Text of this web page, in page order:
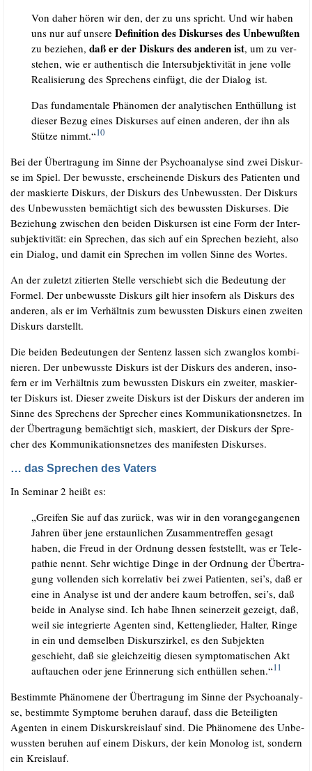
Von daher hören wir den, der zu uns spricht. Und wir haben
uns nur auf unse­re Defi­ni­ti­on des Dis­kur­ses des Unbe­wuß­ten
zu bezie­hen, daß er der Dis­kurs des ande­ren ist, um zu ver­
ste­hen, wie er authen­tisch die Inter­sub­jek­ti­vi­tät in jene vol­le
Rea­li­sie­rung des Spre­chens ein­fügt, die der Dia­log ist.
Das fun­da­men­ta­le Phä­no­men der ana­ly­ti­schen Ent­hül­lung ist
die­ser Bezug eines Dis­kur­ses auf einen ande­ren, der ihn als
Stüt­ze nimmt.“10
Bei der Über­tra­gung im Sin­ne der Psy­cho­ana­ly­se sind zwei Dis­kur­
se im Spiel. Der bewuss­te, erschei­nen­de Dis­kurs des Pati­en­ten und
der mas­kier­te Dis­kurs, der Dis­kurs des Unbe­wuss­ten. Der Dis­kurs
des Unbe­wuss­ten bemäch­tigt sich des bewuss­ten Dis­kur­ses. Die
Bezie­hung zwi­schen den bei­den Dis­kur­sen ist eine Form der Inter­
sub­jek­ti­vi­tät: ein Spre­chen, das sich auf ein Spre­chen bezieht, also
ein Dia­log, und damit ein Spre­chen im vol­len Sin­ne des Wortes.
An der zuletzt zitier­ten Stel­le ver­schiebt sich die Bedeu­tung der
For­mel. Der unbe­wuss­te Dis­kurs gilt hier inso­fern als Dis­kurs des
ande­ren, als er im Ver­hält­nis zum bewuss­ten Dis­kurs einen zwei­ten
Dis­kurs darstellt.
Die bei­den Bedeu­tun­gen der Sen­tenz las­sen sich zwang­los kom­bi­
nie­ren. Der unbe­wuss­te Dis­kurs ist der Dis­kurs des ande­ren, inso­
fern er im Ver­hält­nis zum bewuss­ten Dis­kurs ein zwei­ter, mas­kier­
ter Dis­kurs ist. Die­ser zwei­te Dis­kurs ist der Dis­kurs der ande­ren im
Sin­ne des Spre­chens der Spre­cher eines Kom­mu­ni­ka­ti­ons­net­zes. In
der Über­tra­gung bemäch­tigt sich, mas­kiert, der Dis­kurs der Spre­
cher des Kom­mu­ni­ka­ti­ons­net­zes des mani­fes­ten Diskurses.
… das Sprechen des Vaters
In Semi­nar 2 heißt es:
„Grei­fen Sie auf das zurück, was wir in den vor­an­ge­gan­ge­nen
Jah­ren über jene erstaun­li­chen Zusam­men­tref­fen gesagt
haben, die Freud in der Ord­nung des­sen fest­stellt, was er Tele­
pa­thie nennt. Sehr wich­ti­ge Din­ge in der Ord­nung der Über­tra­
gung voll­enden sich kor­re­la­tiv bei zwei Pati­en­ten, sei’s, daß er
eine in Ana­ly­se ist und der ande­re kaum betrof­fen, sei’s, daß
bei­de in Ana­ly­se sind. Ich habe Ihnen sei­ner­zeit gezeigt, daß,
weil sie inte­grier­te Agen­ten sind, Ket­ten­glie­der, Hal­ter, Rin­ge
in ein und dem­sel­ben Dis­kur­s­zir­kel, es den Sub­jek­ten
geschieht, daß sie gleich­zei­tig die­sen sym­pto­ma­ti­schen Akt
auf­tau­chen oder jene Erin­ne­rung sich ent­hül­len sehen.“11
Bestimm­te Phä­no­me­ne der Über­tra­gung im Sin­ne der Psy­cho­ana­ly­
se, bestimm­te Sym­pto­me beru­hen dar­auf, dass die Betei­lig­ten
Agen­ten in einem Dis­kurs­kreis­lauf sind. Die Phä­no­me­ne des Unbe­
wuss­ten beru­hen auf einem Dis­kurs, der kein Mono­log ist, son­dern
ein Kreislauf.